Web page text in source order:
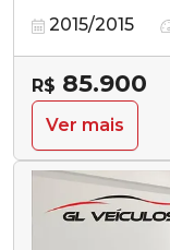
2015/2015
R$ 85.900
Ver mais